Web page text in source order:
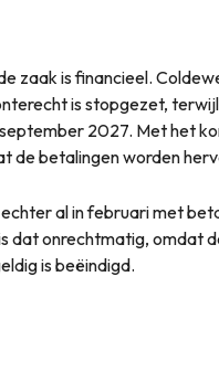
zaak is financieel.
is stopgezet,
2027. Met het
de betalingen worden
al in februari met
dat onrechtmatig, omdat
is beëindigd.